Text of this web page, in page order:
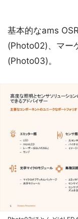
基本的なams
(Photo02)、マー
(Photo03)。